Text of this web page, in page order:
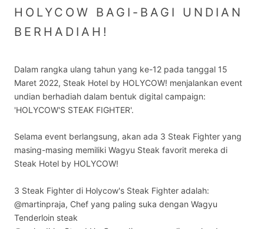
HOLYCOW BAGI-BAGI UNDIAN
BERHADIAH!
Dalam rangka ulang tahun yang ke-12 pada tanggal 15
Maret 2022, Steak Hotel by HOLYCOW! menjalankan event
undian berhadiah dalam bentuk digital campaign:
'HOLYCOW'S STEAK FIGHTER'.
Selama event berlangsung, akan ada 3 Steak Fighter yang
masing-masing memiliki Wagyu Steak favorit mereka di
Steak Hotel by HOLYCOW!
3 Steak Fighter di Holycow's Steak Fighter adalah:
@martinpraja, Chef yang paling suka dengan Wagyu
Tenderloin steak